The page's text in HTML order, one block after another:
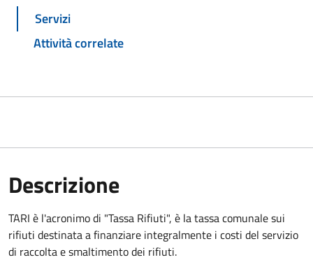
Servizi
Attività correlate
Descrizione
TARI è l'acronimo di "Tassa Rifiuti", è la tassa comunale sui
rifiuti destinata a finanziare integralmente i costi del servizio
di raccolta e smaltimento dei rifiuti.